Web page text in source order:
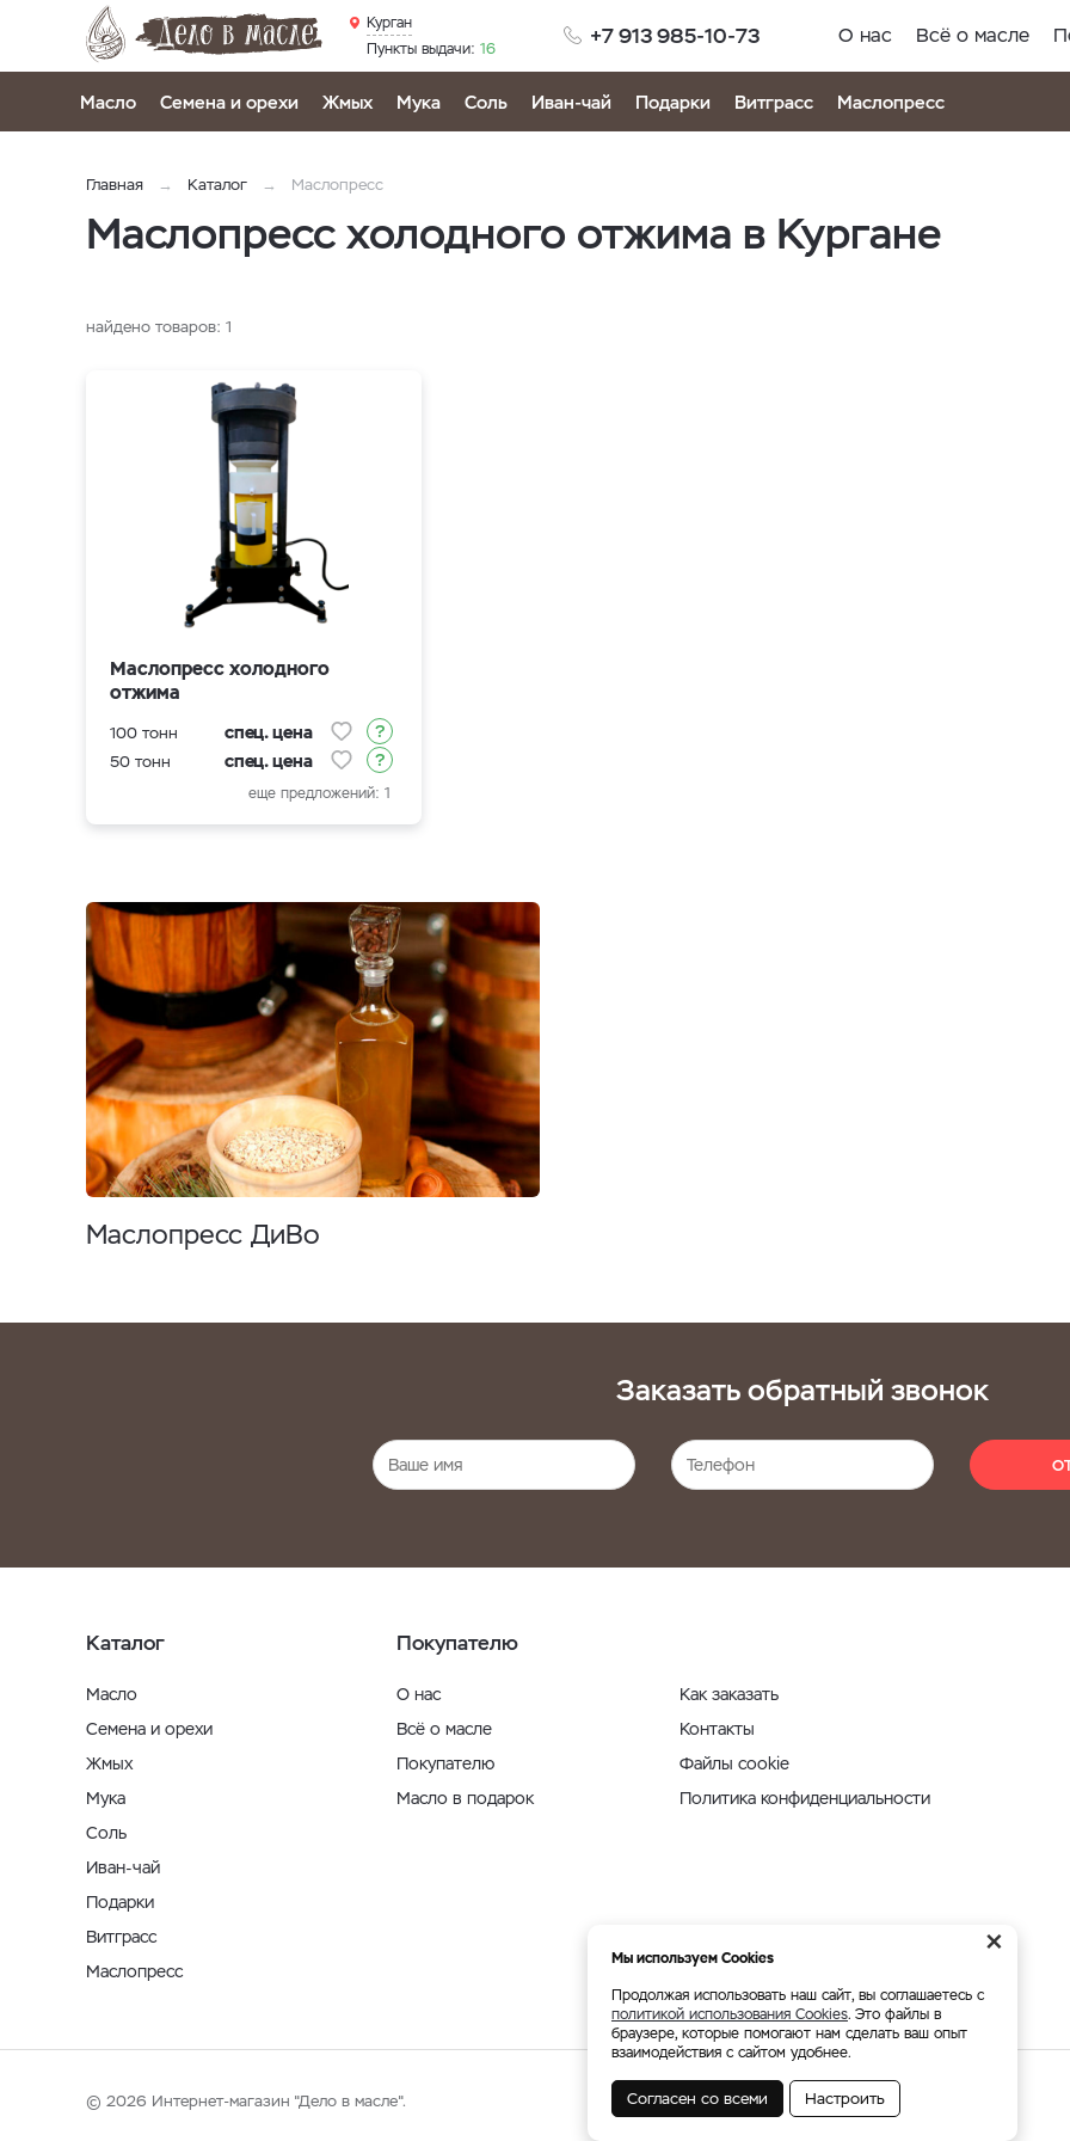
+7 913 985-10-73
Курган
Пункты выдачи: 16
О нас Всё о масле
Масло Семена и орехи Жмых Мука Соль Иван-чай Подарки Витграсс Маслопресс
Главная Каталог Маслопресс
Маслопресс холодного отжима в Кургане
найдено товаров: 1
Маслопресс холодного
отжима
100 тонн спец. цена
50 тонн спец. цена
еще предложений: 1
Маслопресс ДиВо
Заказать обратный звонок
Каталог
Масло
Семена и орехи
Жмых
Мука
Соль
Иван-чай
Подарки
Витграсс
Маслопресс
Покупателю
О нас
Всё о масле
Покупателю
Масло в подарок
Как заказать
Контакты
Файлы cookie
Политика конфиденциальности
© 2026 Интернет-магазин "Дело в масле". Мы принимаем:
×
Мы используем Cookies
Продолжая использовать наш сайт, вы соглашаетесь с
политикой использования Cookies. Это файлы в
браузере, которые помогают нам сделать ваш опыт
взаимодействия с сайтом удобнее.
Согласен со всеми Настроить